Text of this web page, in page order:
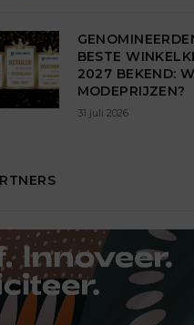
BESTE
2027 BEKEND:
MODEPRIJZEN?
31 juli 2026